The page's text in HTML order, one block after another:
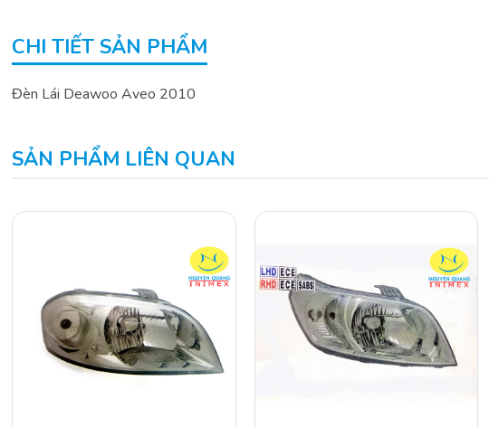
CHI TIẾT SẢN PHẨM
Đèn Lái Deawoo Aveo 2010
SẢN PHẨM LIÊN QUAN